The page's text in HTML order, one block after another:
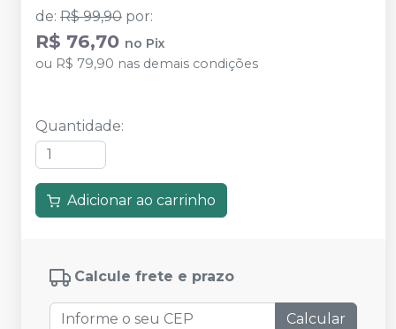
de: R$ 99,90 por:
R$ 76,70 no Pix
ou R$ 79,90 nas demais condições
Quantidade:
Adicionar ao carrinho
Calcule frete e prazo
Calcular